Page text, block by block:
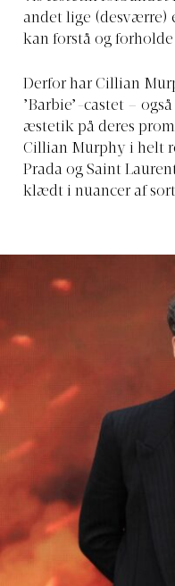
andet lige (desværre)
kan forstå og
Derfor har Cillian
’Barbie’-castet –
æstetik på deres
Cillian Murphy i helt
Prada og Saint
klædt i nuancer af